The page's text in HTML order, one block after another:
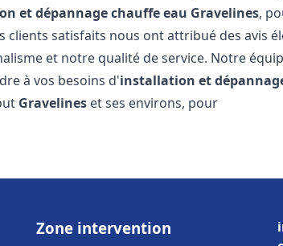
et dépannage chauffe eau Gravelines,
clients satisfaits nous ont attribué des avis
et notre qualité de service. Notre
à vos besoins d'installation et
Gravelines et ses environs, pour
Zone intervention